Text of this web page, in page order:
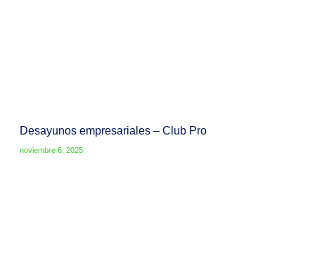
Desayunos empresariales – Club Pro
noviembre 6, 2025